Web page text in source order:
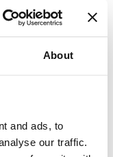
About
and ads, to
our traffic.
na mixe atletiky,
budovania